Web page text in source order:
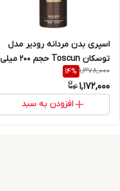
اسپری بدن مردانه رودیر مدل
توسکان Toscun حجم 200 میلی
لیتر
1,378,000
14%
1,172,000
افزودن به سبد